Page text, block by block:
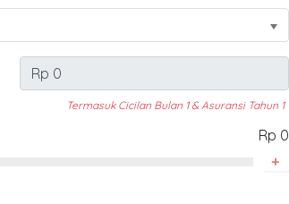
Termasuk Cicilan Bulan 1 & Asuransi Tahun 1
Rp 0
+